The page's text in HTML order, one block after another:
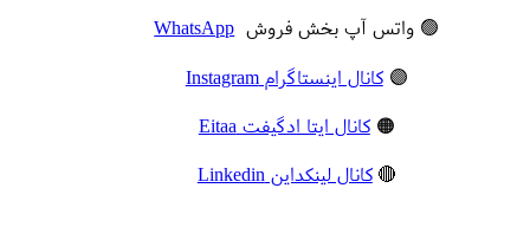
🟢 واتس آپ بخش فروش WhatsApp
🟣کانال اینستاگرام Instagram
🟠کانال ایتا ادگیفت Eitaa
🔴 کانال لینکداین Linkedin